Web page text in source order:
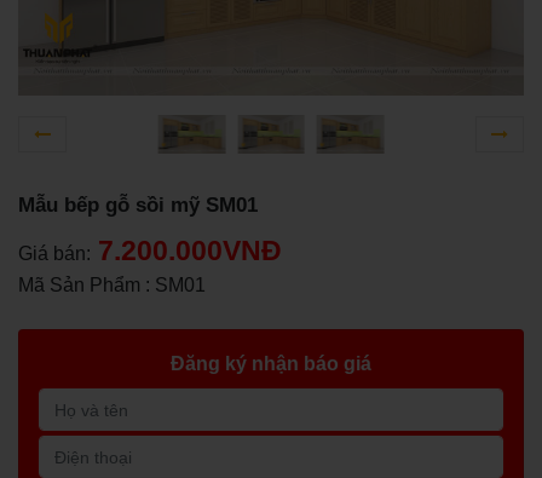
Mẫu bếp gỗ sồi mỹ SM01
Giá bán: 7.200.000VNĐ
Mã Sản Phẩm : SM01
Đăng ký nhận báo giá